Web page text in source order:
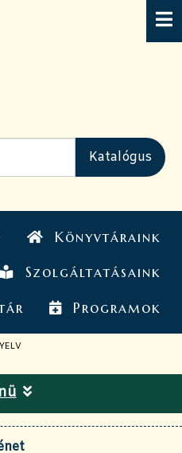
Könyvtáraink
Szolgáltatásaink
Programok